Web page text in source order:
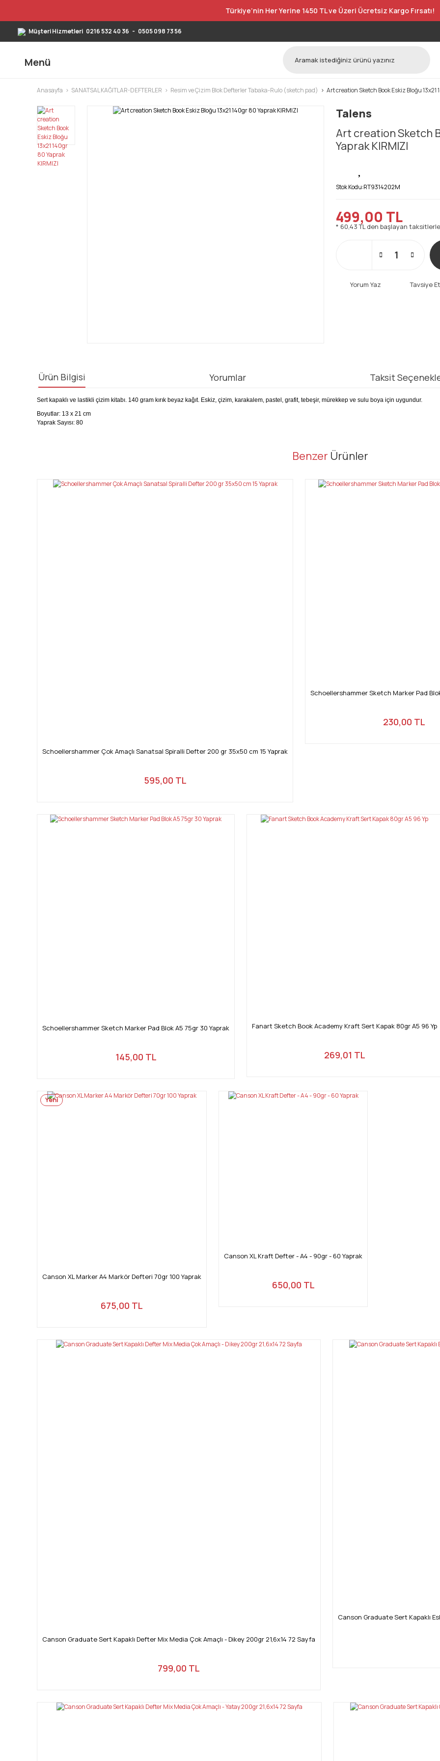
Türkiye’nin Her Yerine 1450 TL ve Üzeri Ücretsiz Kargo Fırsatı!
Müşteri Hizmetleri 0216 532 40 36 - 0505 098 73 56
Menü
Anasayfa SANATSAL KAĞITLAR-DEFTERLER Resim ve Çizim Blok Defterler Tabaka-Rulo (sketch pad) Art creation Sketch Book Eskiz Bloğu
Talens
Art creation Sketch
Yaprak KIRMIZI
Stok Kodu:RT9314202M
499,00 TL
* 60,43 TL den başlayan
Yorum Yaz Tavsiye Et
Ürün Bilgisi Yorumlar Taksit
Sert kapaklı ve lastikli çizim kitabı. 140 gram kırık beyaz kağıt. Eskiz, çizim, karakalem, pastel, grafit, tebeşir, mürekkep ve sulu boya için uygundur.
Boyutlar: 13 x 21 cm
Yaprak Sayısı: 80
Bu ürünün fiyat bilgisi, resim, ürün açıklamalarında ve diğer konularda yetersiz gördüğünüz noktaları öneri formunu kullanarak
Ürün resmi kalitesiz, bozuk veya görüntülenemiyor.
Benzer Ürünler
Schoellershammer Çok Amaçlı Sanatsal Spiralli Defter 200 gr 35x50 cm 15 Yaprak
595,00 TL
Schoellershammer Sketch Marker Pad
230,00 TL
Schoellershammer Sketch Marker Pad Blok A5 75gr 30 Yaprak
145,00 TL
Fanart Sketch Book Academy Kraft Sert Kapak 80gr A5 96 Yp
269,01 TL
Yeni
Canson XL Marker A4 Markör Defteri 70gr 100 Yaprak
675,00 TL
Canson XL Kraft Defter - A4 - 90gr - 60 Yaprak
650,00 TL
Canson Graduate Sert Kapaklı Defter Mix Media Çok Amaçlı - Dikey 200gr 21,6x14 72 Sayfa
799,00 TL
Canson Graduate Sert Kapaklı